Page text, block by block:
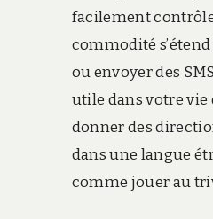
facilement
commodité
ou envoyer des
utile dans votre vie
donner des
dans une langue
comme jouer au